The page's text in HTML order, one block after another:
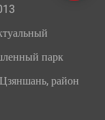
парк
район